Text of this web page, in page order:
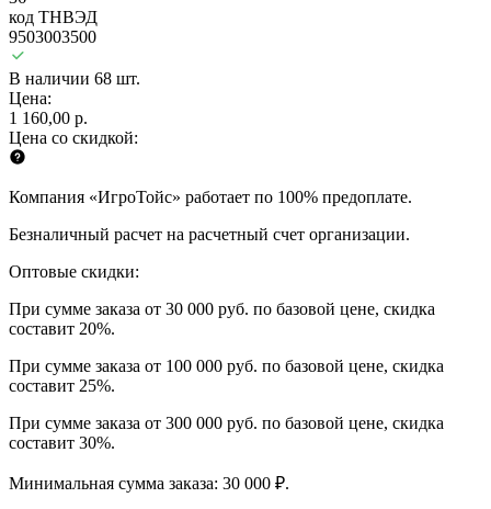
код ТНВЭД
9503003500
В наличии 68 шт.
Цена:
1 160,00 р.
Цена со скидкой:
Компания «ИгроТойс» работает по 100% предоплате.
Безналичный расчет на расчетный счет организации.
Оптовые скидки:
При сумме заказа от 30 000 руб. по базовой цене, скидка
составит 20%.
При сумме заказа от 100 000 руб. по базовой цене, скидка
составит 25%.
При сумме заказа от 300 000 руб. по базовой цене, скидка
составит 30%.
Минимальная сумма заказа: 30 000 ₽.